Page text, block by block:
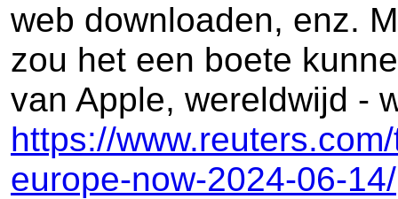
web downloaden, enz.
zou het een boete
van Apple, wereldwijd -
https://
europe-now-2024-06-14/